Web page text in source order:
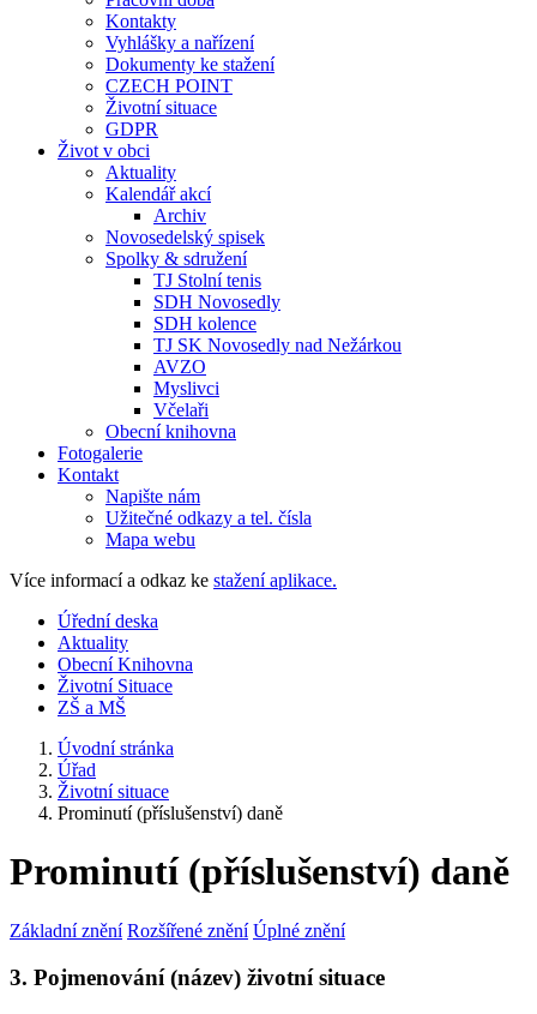
Kontakty
Vyhlášky a nařízení
Dokumenty ke stažení
CZECH POINT
Životní situace
GDPR
Život v obci
Aktuality
Kalendář akcí
Archiv
Novosedelský spisek
Spolky & sdružení
TJ Stolní tenis
SDH Novosedly
SDH kolence
TJ SK Novosedly nad Nežárkou
AVZO
Myslivci
Včelaři
Obecní knihovna
Fotogalerie
Kontakt
Napište nám
Užitečné odkazy a tel. čísla
Mapa webu
Více informací a odkaz ke stažení aplikace.
Úřední deska
Aktuality
Obecní Knihovna
Životní Situace
ZŠ a MŠ
Úvodní stránka
Úřad
Životní situace
Prominutí (příslušenství) daně
Prominutí (příslušenství) daně
Základní znění Rozšířené znění Úplné znění
3. Pojmenování (název) životní situace